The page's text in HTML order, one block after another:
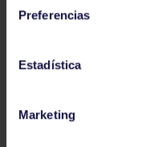
Preferencias
Estadística
Marketing
FINAL A4